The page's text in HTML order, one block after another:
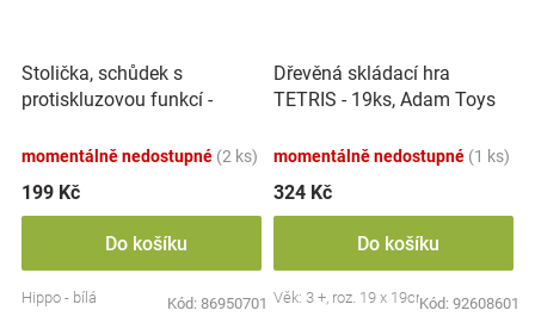
Stolička, schůdek s
protiskluzovou funkcí -
momentálně nedostupné (2 ks)
199 Kč
Do košíku
Hippo - bílá Kód: 86950701
Dřevěná skládací hra
TETRIS - 19ks, Adam Toys
momentálně nedostupné (1 ks)
324 Kč
Do košíku
Věk: 3 +, roz. 19 x 19cmKód: 92608601